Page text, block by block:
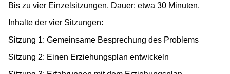
Bis zu vier Einzelsitzungen, Dauer: etwa 30 Minuten.
Inhalte der vier Sitzungen:
Sitzung 1: Gemeinsame Besprechung des Problems
Sitzung 2: Einen Erziehungsplan entwickeln